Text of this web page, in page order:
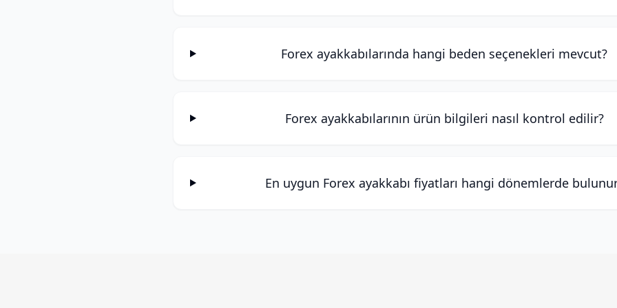
Forex ayakkabılarında hangi beden seçenekleri mevcut?
Forex ayakkabılarının ürün bilgileri nasıl kontrol edilir?
En uygun Forex ayakkabı fiyatları hangi dönemlerde